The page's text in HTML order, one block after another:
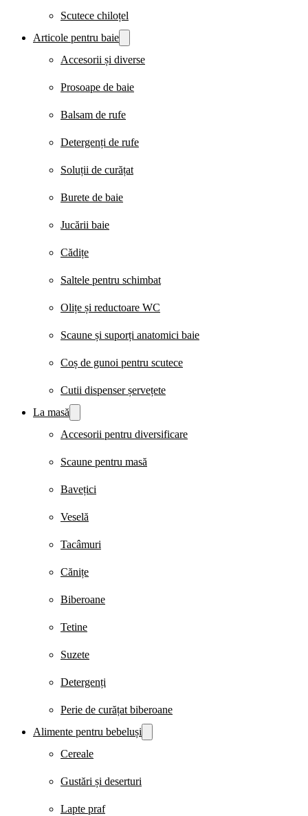
Scutece chiloțel
Articole pentru baie
Accesorii și diverse
Prosoape de baie
Balsam de rufe
Detergenți de rufe
Soluții de curățat
Burete de baie
Jucării baie
Cădițe
Saltele pentru schimbat
Olițe și reductoare WC
Scaune și suporți anatomici baie
Coș de gunoi pentru scutece
Cutii dispenser șervețete
La masă
Accesorii pentru diversificare
Scaune pentru masă
Bavețici
Veselă
Tacâmuri
Cănițe
Biberoane
Tetine
Suzete
Detergenți
Perie de curățat biberoane
Alimente pentru bebeluși
Cereale
Gustări și deserturi
Lapte praf